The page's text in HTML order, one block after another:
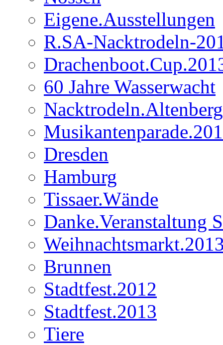
Eigene.Ausstellungen
R.SA-Nacktrodeln-
60 Jahre Wasserwacht
Dresden
Hamburg
Tissaer.Wände
Danke.Veranstaltung
Brunnen
Stadtfest.2012
Stadtfest.2013
Tiere